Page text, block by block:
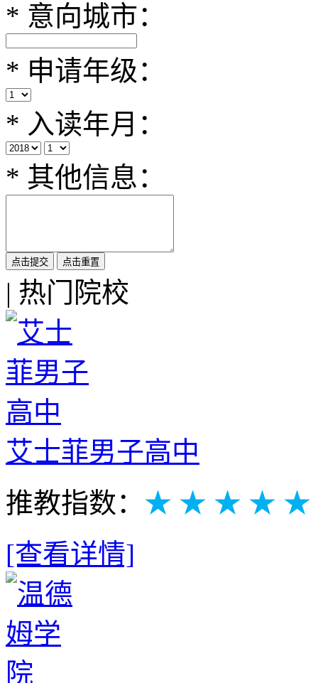
* 意向城市：
* 申请年级：
* 入读年月：
* 其他信息：
| 热门院校
艾士菲男子高中
推教指数： ★ ★ ★ ★ ★
[查看详情]